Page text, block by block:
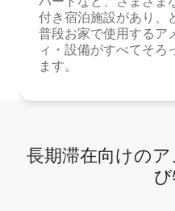
付き宿泊施設があり、
普段お家で使用するア
ィ・設備がすべてそろ
ます。
長期滞在向け⁠の